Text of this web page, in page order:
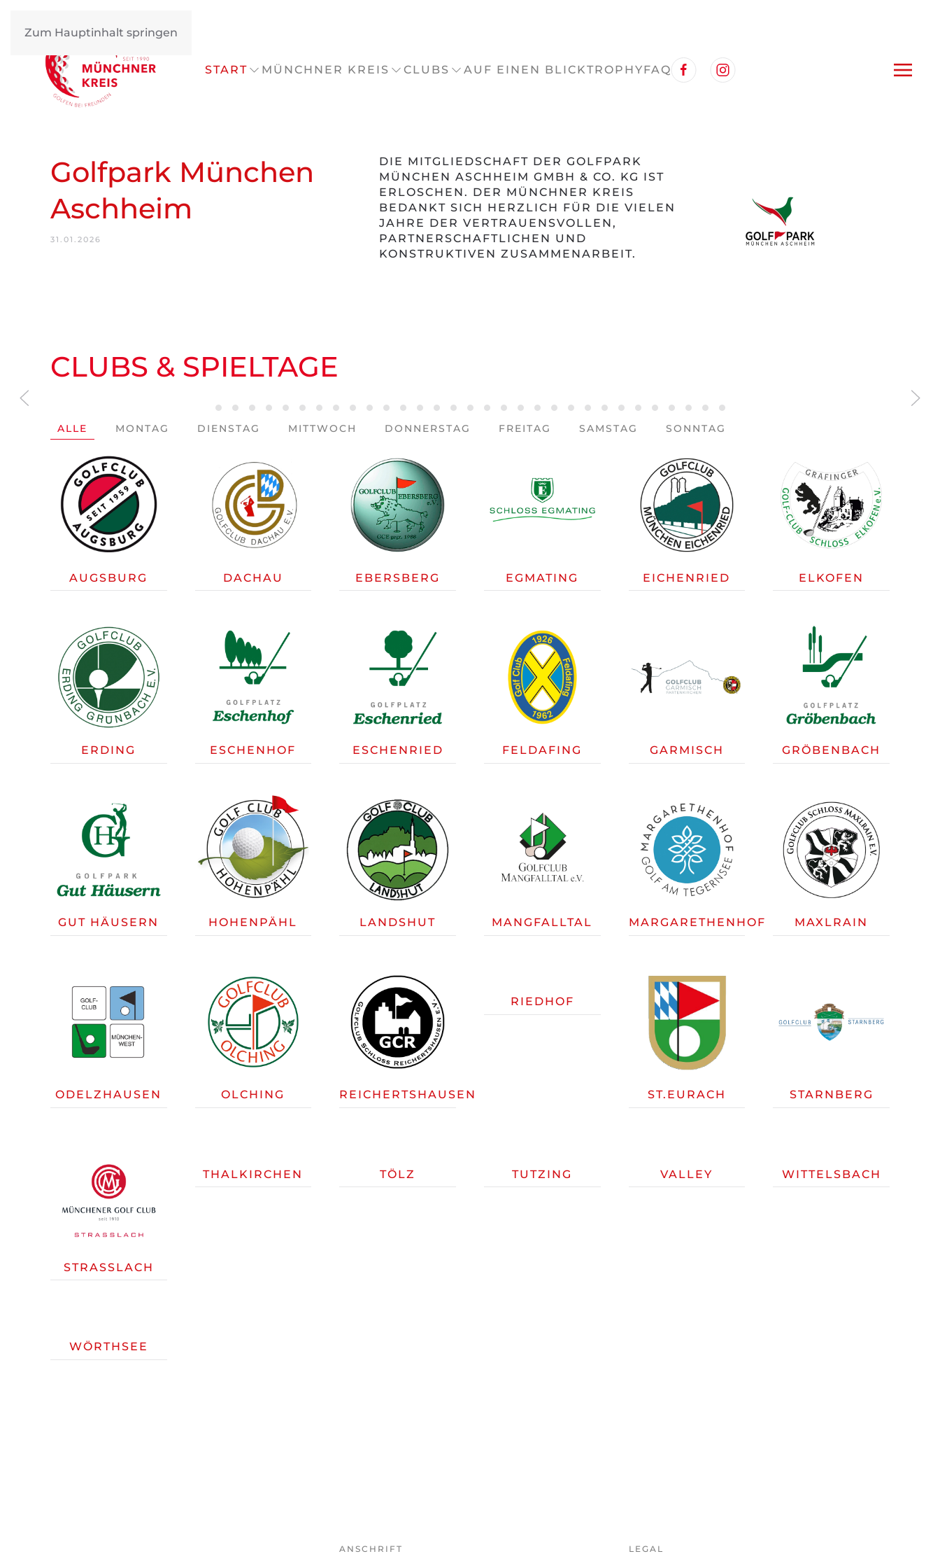
Zum Hauptinhalt springen
START MÜNCHNER KREIS CLUBS AUF EINEN BLICKTROPHYFAQ
Golfpark München
Aschheim
31.01.2026
DIE MITGLIEDSCHAFT DER GOLFPARK
MÜNCHEN ASCHHEIM GMBH & CO. KG IST
ERLOSCHEN. DER MÜNCHNER KREIS
BEDANKT SICH HERZLICH FÜR DIE VIELEN
JAHRE DER VERTRAUENSVOLLEN,
PARTNERSCHAFTLICHEN UND
KONSTRUKTIVEN ZUSAMMENARBEIT.
CLUBS & SPIELTAGE
Augsburg
Dachau
Ebersberg
Egmating
Eichenried
Erding
Eschenhof
Eschenried
Feldafing
Garmisch-Partenkirchen
Grafing
Gröbenbach
Gut Häusern
Hohenpähl
Landshut
Mangfalltal
Margarethenhof
Maxlrain
Odelzhausen
Olching
Reichertshausen
München-Riedhof
Starnberg
St.Eurach
Strasslach
Thalkirchen
Tölz Tutzing
Wittelsbach
ALLE MONTAG DIENSTAG MITTWOCH DONNERSTAG FREITAG SAMSTAG SONNTAG
AUGSBURG DACHAU EBERSBERG EGMATING EICHENRIED ELKOFEN
ERDING ESCHENHOF ESCHENRIED FELDAFING GARMISCH GRÖBENBACH
GUT HÄUSERN HOHENPÄHL LANDSHUT MANGFALLTAL MARGARETHENHOF MAXLRAIN
ODELZHAUSEN OLCHING REICHERTSHAUSEN
RIEDHOF
ST.EURACH STARNBERG
STRASSLACH
THALKIRCHEN TÖLZ TUTZING VALLEY WITTELSBACH
WÖRTHSEE
ANSCHRIFT LEGAL